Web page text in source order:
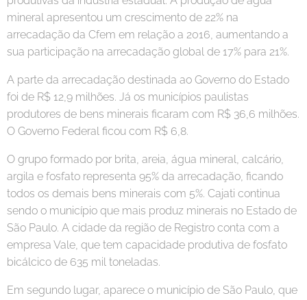
mineral apresentou um crescimento de 22% na
arrecadação da Cfem em relação a 2016, aumentando a
sua participação na arrecadação global de 17% para 21%.
A parte da arrecadação destinada ao Governo do Estado
foi de R$ 12,9 milhões. Já os municípios paulistas
produtores de bens minerais ficaram com R$ 36,6 milhões.
O Governo Federal ficou com R$ 6,8.
O grupo formado por brita, areia, água mineral, calcário,
argila e fosfato representa 95% da arrecadação, ficando
todos os demais bens minerais com 5%. Cajati continua
sendo o município que mais produz minerais no Estado de
São Paulo. A cidade da região de Registro conta com a
empresa Vale, que tem capacidade produtiva de fosfato
bicálcico de 635 mil toneladas.
Em segundo lugar, aparece o município de São Paulo, que